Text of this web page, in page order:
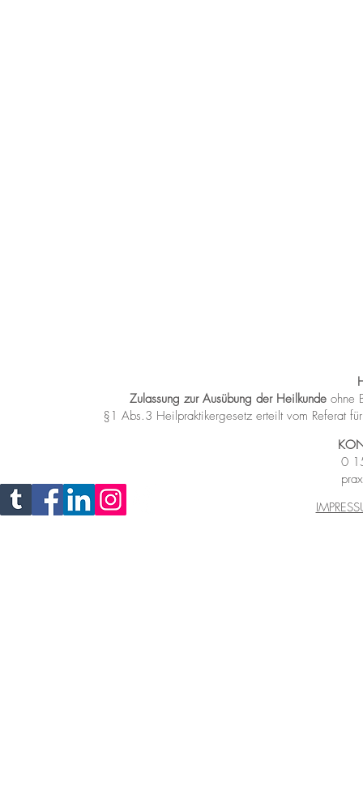
Zulassung zur Ausübung der Heilkunde ohne
§1 Abs.3 Heilpraktikergesetz erteilt vom Referat
0